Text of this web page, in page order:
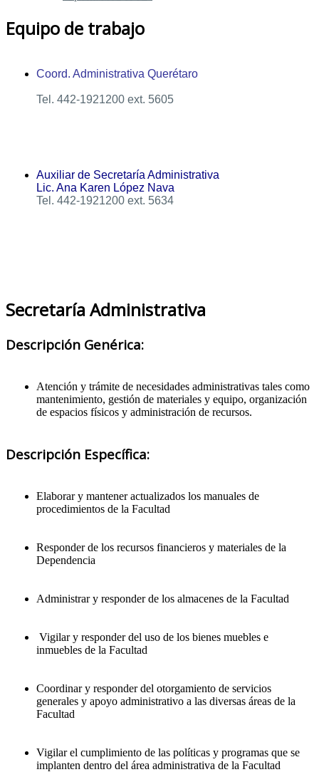
Equipo de trabajo
Coord. Administrativa Querétaro
Tel. 442-1921200 ext. 5605
Auxiliar de Secretaría Administrativa
Lic. Ana Karen López Nava
Tel. 442-1921200 ext. 5634
Secretaría Administrativa
Descripción Genérica:
Atención y trámite de necesidades administrativas tales como
mantenimiento, gestión de materiales y equipo, organización
de espacios físicos y administración de recursos.
Descripción Específica:
Elaborar y mantener actualizados los manuales de
procedimientos de la Facultad
Responder de los recursos financieros y materiales de la
Dependencia
Administrar y responder de los almacenes de la Facultad
Vigilar y responder del uso de los bienes muebles e
inmuebles de la Facultad
Coordinar y responder del otorgamiento de servicios
generales y apoyo administrativo a las diversas áreas de la
Facultad
Vigilar el cumplimiento de las políticas y programas que se
implanten dentro del área administrativa de la Facultad